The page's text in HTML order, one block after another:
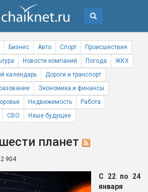
Бизнес Авто Спорт
Происшествия
Новости компаний Погода
ЖКХ
календарь
Дороги и транспорт
Экономика и финансы
Недвижимость
Работа
СВО Наше будущее
планет
2 904
С 22 по 24
января